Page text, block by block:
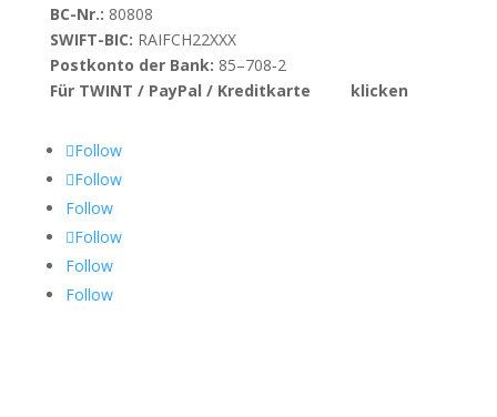
BC-Nr.: 80808
SWIFT-BIC: RAIFCH22XXX
Postkonto der Bank: 85–708‑2
Für TWINT / PayPal / Kreditkarte
klicken
Follow
Follow
Follow
Follow
Follow
Follow